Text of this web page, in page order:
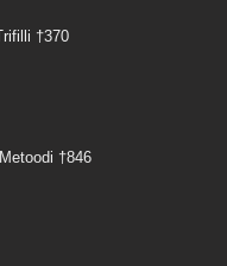
†370
†846